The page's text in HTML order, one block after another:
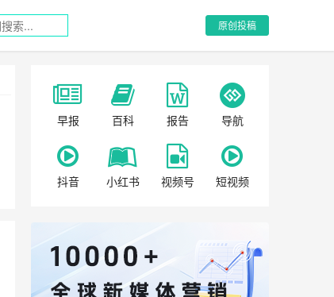
原创投稿
早报 百科 报告 导航
抖音 小红书 视频号 短视频